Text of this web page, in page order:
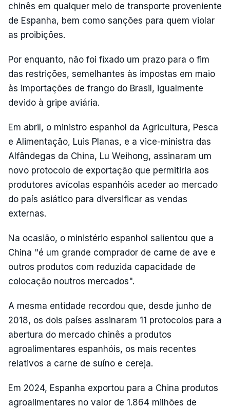
chinês em qualquer meio de transporte proveniente
de Espanha, bem como sanções para quem violar
as proibições.
Por enquanto, não foi fixado um prazo para o fim
das restrições, semelhantes às impostas em maio
às importações de frango do Brasil, igualmente
devido à gripe aviária.
Em abril, o ministro espanhol da Agricultura, Pesca
e Alimentação, Luis Planas, e a vice-ministra das
Alfândegas da China, Lu Weihong, assinaram um
novo protocolo de exportação que permitiria aos
produtores avícolas espanhóis aceder ao mercado
do país asiático para diversificar as vendas
externas.
Na ocasião, o ministério espanhol salientou que a
China "é um grande comprador de carne de ave e
outros produtos com reduzida capacidade de
colocação noutros mercados".
A mesma entidade recordou que, desde junho de
2018, os dois países assinaram 11 protocolos para a
abertura do mercado chinês a produtos
agroalimentares espanhóis, os mais recentes
relativos a carne de suíno e cereja.
Em 2024, Espanha exportou para a China produtos
agroalimentares no valor de 1.864 milhões de